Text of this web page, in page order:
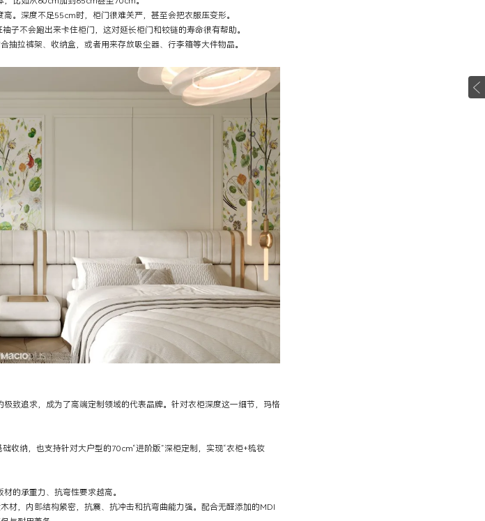
深度不足55cm时，柜门很难关严，甚至会把衣服压变形。
不会跑出来卡住柜门，这对延长柜门和铰链的寿命很有帮助。
拉裤架、收纳盒，或者用来存放吸尘器、行李箱等大件物品。
追求，成为了高端定制领域的代表品牌。针对衣柜深度这一细节，玛格
纳，也支持针对大户型的70cm“进阶版”深柜定制，实现“衣柜+梳妆
的承重力、抗弯性要求越高。
，内部结构紧密，抗震、抗冲击和抗弯曲能力强。配合无醛添加的MDI